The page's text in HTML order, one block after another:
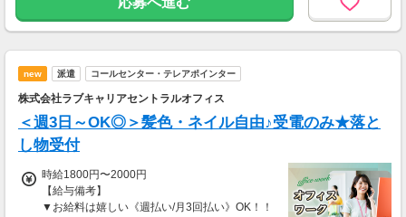
new 派遣 コールセンター・テレアポインター
株式会社ラブキャリアセントラルオフィス
＜週3日～OK◎＞髪色・ネイル自由♪受電のみ★落と
し物受付
時給1800円〜2000円
【給与備考】
▼お給料は嬉しい《週払い/月3回払い》OK！！